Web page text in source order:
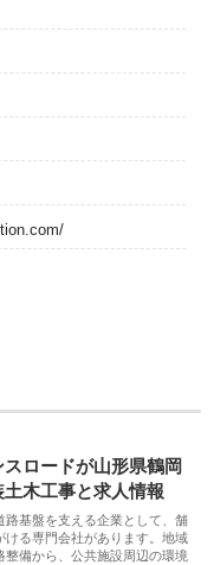
ロードが山形県鶴岡
木工事と求人情報
路基盤を支える企業として、舗
ける専門会社があります。地域
整備から、公共施設周辺の環境